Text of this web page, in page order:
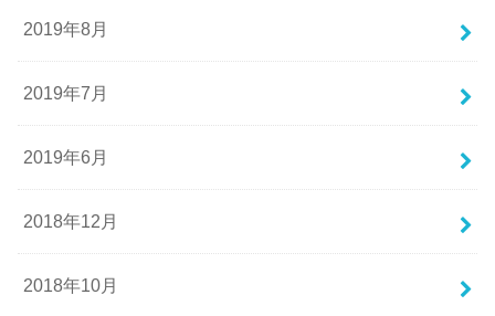
2019年8月
2019年7月
2019年6月
2018年12月
2018年10月